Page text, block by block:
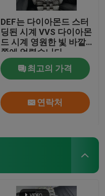
DEF는 다이아몬드 스터
딩된 시계 VVS 다이아몬
드 시계 영원한 빛 바깥
쪽에 얼렸습니다
최고의 가격
연락처